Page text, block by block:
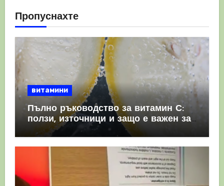
Пропуснахте
витамини
Пълно ръководство за витамин С:
ползи, източници и защо е важен за
имунната система